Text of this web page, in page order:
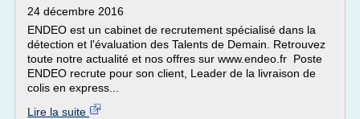
24 décembre 2016
ENDEO est un cabinet de recrutement spécialisé dans la
détection et l'évaluation des Talents de Demain. Retrouvez
toute notre actualité et nos offres sur www.endeo.fr Poste
ENDEO recrute pour son client, Leader de la livraison de
colis en express...
Lire la suite